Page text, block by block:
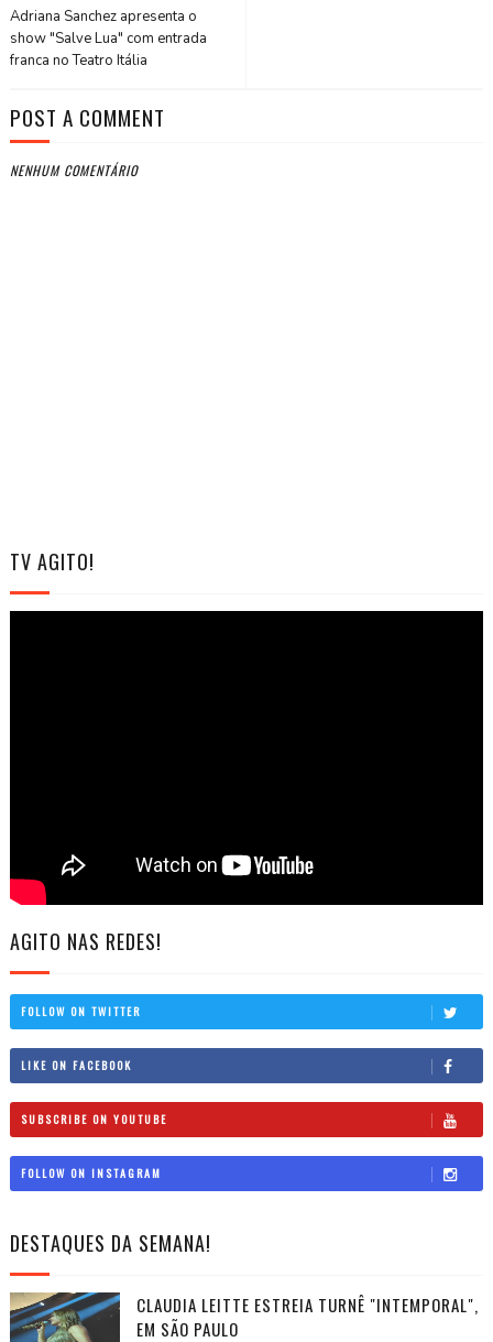
Adriana Sanchez apresenta o
show "Salve Lua" com entrada
franca no Teatro Itália
POST A COMMENT
NENHUM COMENTÁRIO
TV AGITO!
AGITO NAS REDES!
FOLLOW ON TWITTER
LIKE ON FACEBOOK
SUBSCRIBE ON YOUTUBE
FOLLOW ON INSTAGRAM
DESTAQUES DA SEMANA!
CLAUDIA LEITTE ESTREIA TURNÊ "INTEMPORAL",
EM SÃO PAULO